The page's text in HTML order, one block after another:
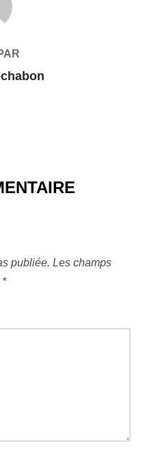
publiée. Les champs
*